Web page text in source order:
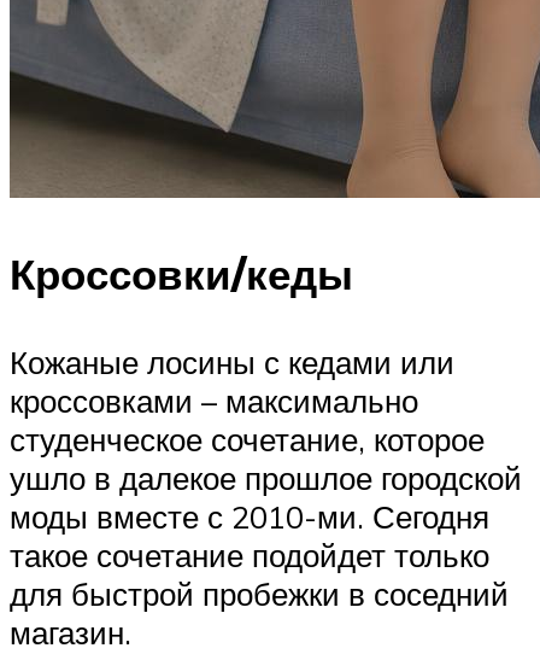
Кроссовки/кеды
Кожаные лосины с кедами или
кроссовками – максимально
студенческое сочетание, которое
ушло в далекое прошлое городской
моды вместе с 2010-ми. Сегодня
такое сочетание подойдет только
для быстрой пробежки в соседний
магазин.